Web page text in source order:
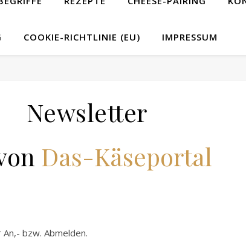
COOKIE-RICHTLINIE (EU) IMPRESSUM
Newsletter
Das-Käseportal
bzw. Abmelden.